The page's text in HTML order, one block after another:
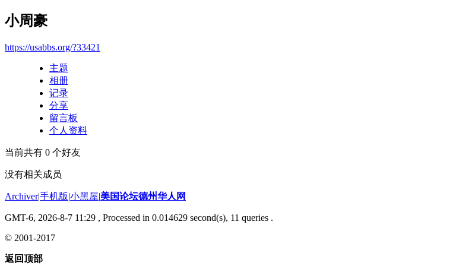
小周豪
https://usabbs.org/?33421
主题
相册
记录
分享
留言板
个人资料
当前共有 0 个好友
没有相关成员
Archiver|手机版|小黑屋|美国论坛德州华人网
GMT-6, 2026-8-7 11:29 , Processed in 0.014629 second(s), 11 queries .
© 2001-2017
返回顶部